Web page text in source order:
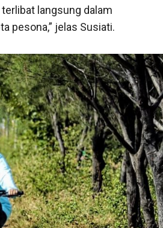
langsung dalam
pesona,” jelas Susiati.